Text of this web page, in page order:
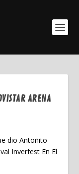
ARENA
dio Antoñito
Inverfest En El